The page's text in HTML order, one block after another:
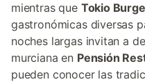
mientras que Tokio
gastronómicas diversas
noches largas invitan a
murciana en Pensión
pueden conocer las